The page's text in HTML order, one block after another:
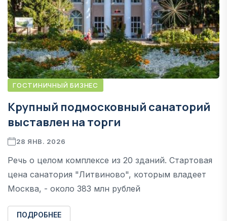
ГОСТИНИЧНЫЙ БИЗНЕС
Крупный подмосковный санаторий
выставлен на торги
28 ЯНВ. 2026
Речь о целом комплексе из 20 зданий. Стартовая
цена санатория "Литвиново", которым владеет
Москва, - около 383 млн рублей
ПОДРОБНЕЕ